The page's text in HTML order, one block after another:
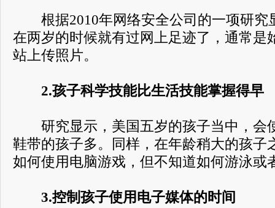
根据2010年网络安全公司的一项研究
在两岁的时候就有过网上足迹了，通常是
站上传照片。
2.孩子科学技能比生活技能掌握得早
研究显示，美国五岁的孩子当中，会
鞋带的孩子多。同样，在年龄稍大的孩子
如何使用电脑游戏，但不知道如何游泳或
3.控制孩子使用电子媒体的时间